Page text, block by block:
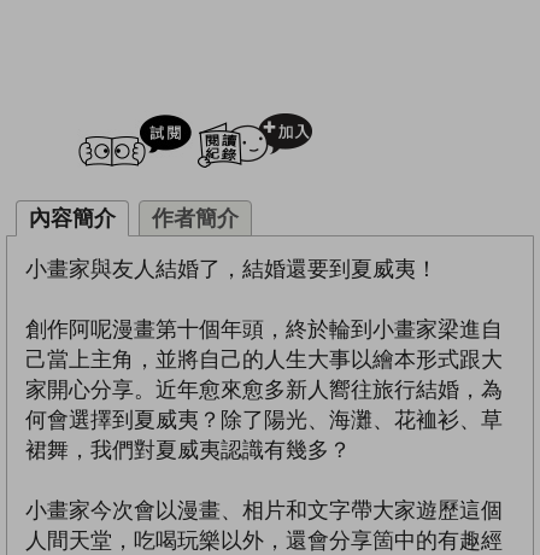
試閲
內容簡介 作者簡介
小畫家與友人結婚了，結婚還要到夏威夷！
創作阿呢漫畫第十個年頭，終於輪到小畫家梁進自
己當上主角，並將自己的人生大事以繪本形式跟大
家開心分享。近年愈來愈多新人嚮往旅行結婚，為
何會選擇到夏威夷？除了陽光、海灘、花裇衫、草
裙舞，我們對夏威夷認識有幾多？
小畫家今次會以漫畫、相片和文字帶大家遊歷這個
人間天堂，吃喝玩樂以外，還會分享箇中的有趣經